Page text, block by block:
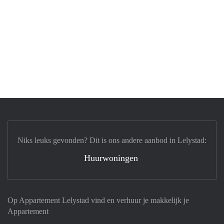
Op Appartement Lelystad vind en verhuur je makkelijk je
Appartement
Niks leuks gevonden? Dit is ons andere aanbod in Lelystad:
Huurwoningen